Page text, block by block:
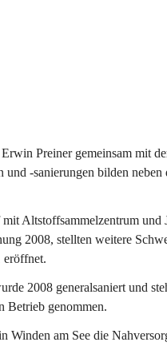
Preiner gemeinsam mit
und -sanierungen bilden
Altstoffsammelzentrum
2008, stellten weitere
eröffnet.
2008 generalsaniert und
Betrieb genommen.
am See die